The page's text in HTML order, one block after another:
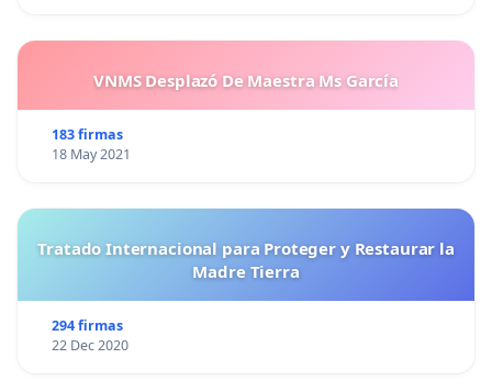
VNMS Desplazó De Maestra Ms García
183 firmas
18 May 2021
Tratado Internacional para Proteger y Restaurar la
Madre Tierra
294 firmas
22 Dec 2020